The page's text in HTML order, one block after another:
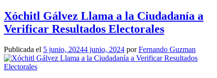
Xóchitl Gálvez Llama a la Ciudadanía a
Verificar Resultados Electorales
Publicada el 5 junio, 20244 junio, 2024 porFernando Guzman